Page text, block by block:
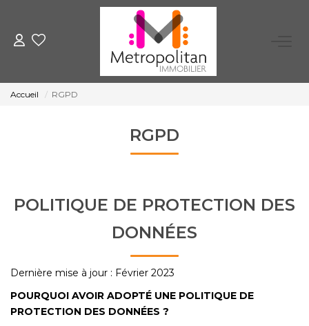
EXPERTISER
LOUER
NOTRE AGENCE
Qui Sommes-Nous
Nous Rejoindre
Accueil RGPD
RGPD
POLITIQUE DE PROTECTION DES
DONNÉES
Dernière mise à jour : Février 2023
POURQUOI AVOIR ADOPTÉ UNE POLITIQUE DE
PROTECTION DES DONNÉES ?